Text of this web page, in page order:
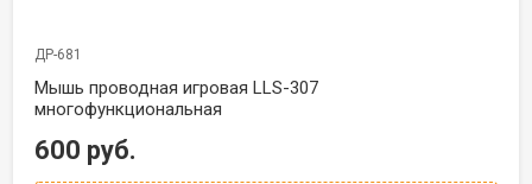
ДР-681
Мышь проводная игровая LLS-307
многофункциональная
600 руб.